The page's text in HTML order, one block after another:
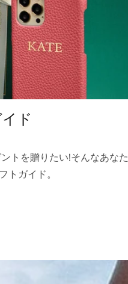
ド
トを贈りたい!そんなあなた
トガイド。